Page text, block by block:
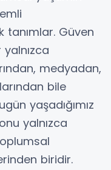
Güven
medyadan,
bile
yaşadığımız
yalnızca
biridir.